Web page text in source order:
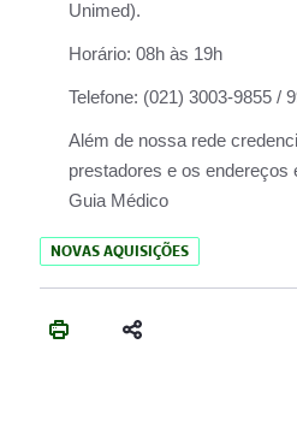
Unimed).
Horário: 08h às 19h
Telefone: (021) 3003-9855 /
Além de nossa rede
prestadores e os endereços
Guia Médico
NOVAS AQUISIÇÕES